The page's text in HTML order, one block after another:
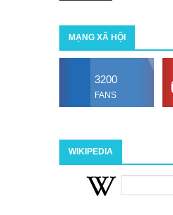
MẠNG XÃ HỘI
3200
FANS
WIKIPEDIA